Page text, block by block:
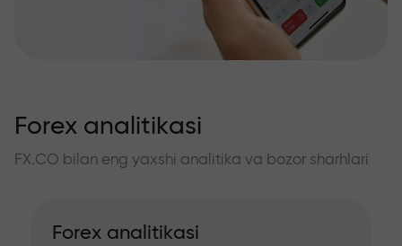
Forex analitikasi
FX.CO bilan eng yaxshi analitika va bozor sharhlari
Forex analitikasi